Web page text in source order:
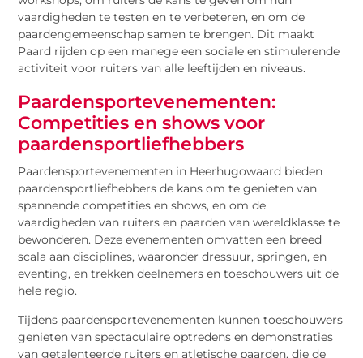
vaardigheden te testen en te verbeteren, en om de
paardengemeenschap samen te brengen. Dit maakt
Paard rijden op een manege een sociale en stimulerende
activiteit voor ruiters van alle leeftijden en niveaus.
Paardensportevenementen:
Competities en shows voor
paardensportliefhebbers
Paardensportevenementen in Heerhugowaard bieden
paardensportliefhebbers de kans om te genieten van
spannende competities en shows, en om de
vaardigheden van ruiters en paarden van wereldklasse te
bewonderen. Deze evenementen omvatten een breed
scala aan disciplines, waaronder dressuur, springen, en
eventing, en trekken deelnemers en toeschouwers uit de
hele regio.
Tijdens paardensportevenementen kunnen toeschouwers
genieten van spectaculaire optredens en demonstraties
van getalenteerde ruiters en atletische paarden, die de